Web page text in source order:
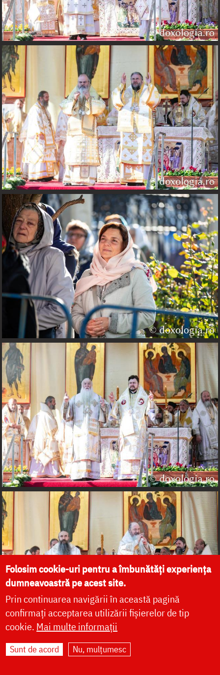
Folosim cookie-uri pentru a îmbunătăți experiența
dumneavoastră pe acest site.
Prin continuarea navigării în această pagină
confirmați acceptarea utilizării fișierelor de tip
cookie. Mai multe informații
Sunt de acord Nu, mulțumesc